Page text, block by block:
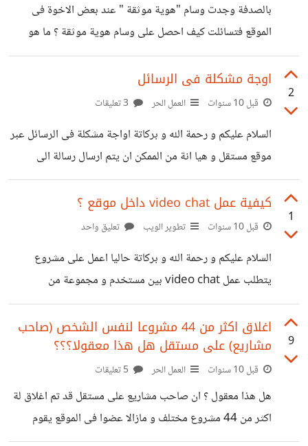
هذا القالب ؟!
بالصدفة وجدت وسام "هوية موثقة " عند بعض الاخوة فى
الموقع فتسائلت كيف احصل على وسام هوية موثقة ؟ ما هو
المطلوب ؟! هل من خطوات لذلك
2
اوجة مشكلة فى الرسائل
قبل 10 سنوات العمل الحر
السلام عليكم و رحمة الله و بركاتة اواجة مشكلة فى الرسائل عبر
موقع مستقل و هيا انة من الممكن ان يتم ارسال رسالة الى
حسابى من عميل (صاحب مشروع ) و تصلنى notification
بعدها ب3 دقائق مثلا .. ليس كل الرسائل هكذا و لاكن بعض
الرسائل هكذا لا اعرف اين المشكلة !! و هذا يجعل بعض العملاء
هذة المشكلة منى بعض العملاء و المشاريع . حقا اننى
1
كيفية عمل video chat داخل موقع ؟
قبل 10 سنوات تطوير الويب تعليق واحد
السلام عليكم و رحمة الله و بركاتة حاليا اعمل على مشروع
يتطلب عمل video chat بين مستخدم و مجموعة من
المستخدمين فى نفس الوقت يصل عددهم الى 40 شخص تقريبا
لا امتلك فكرة عن كيفية البدئ من اين ؟ او المفهوم العام للبدئ
برجاء هل لدى احدكم خبرة بالموضع او يستطيع ان يرشدنى الى
كيفية البدء من اين او حتى plugins جاهزة للتعامل مع الفكرة
!! اى انتظار ارائكم
9
اغلاق اكثر من 44 مشروعا لنفس الشخص (صاحب
مشاريع) على مستقل هل هذا معقولا؟؟؟
قبل 10 سنوات العمل الحر
هل هذا معقول ؟ ان صاحب مشاريع على مستقل قد تم اغلاق لة
اكثر من 44 مشروع مختلف و مازالا عضوا فى الموقع يقوم
بوضع مشاريع جديدة ؟ هل هذا حقا معقول ؟ على حد علمى انة